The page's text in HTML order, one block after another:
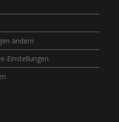
ändern
Einstellungen